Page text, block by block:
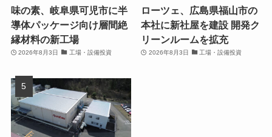
味の素、岐阜県可児市に半
導体パッケージ向け層間絶
縁材料の新工場
2026年8月3日 工場・設備投資
ローツェ、広島県福山市の
本社に新社屋を建設 開発ク
リーンルームを拡充
2026年8月3日 工場・設備投資